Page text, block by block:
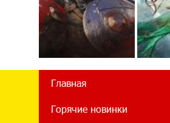
Главная
Горячие новинки